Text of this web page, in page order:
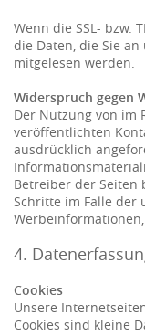
Wenn die SSL- bzw.
die Daten, die Sie
mitgelesen werden.
Widerspruch gegen
Der Nutzung von im
veröffentlichten
ausdrücklich
Betreiber der Seiten
Schritte im Falle der
4.
Cookies
Unsere
Cookies sind kleine